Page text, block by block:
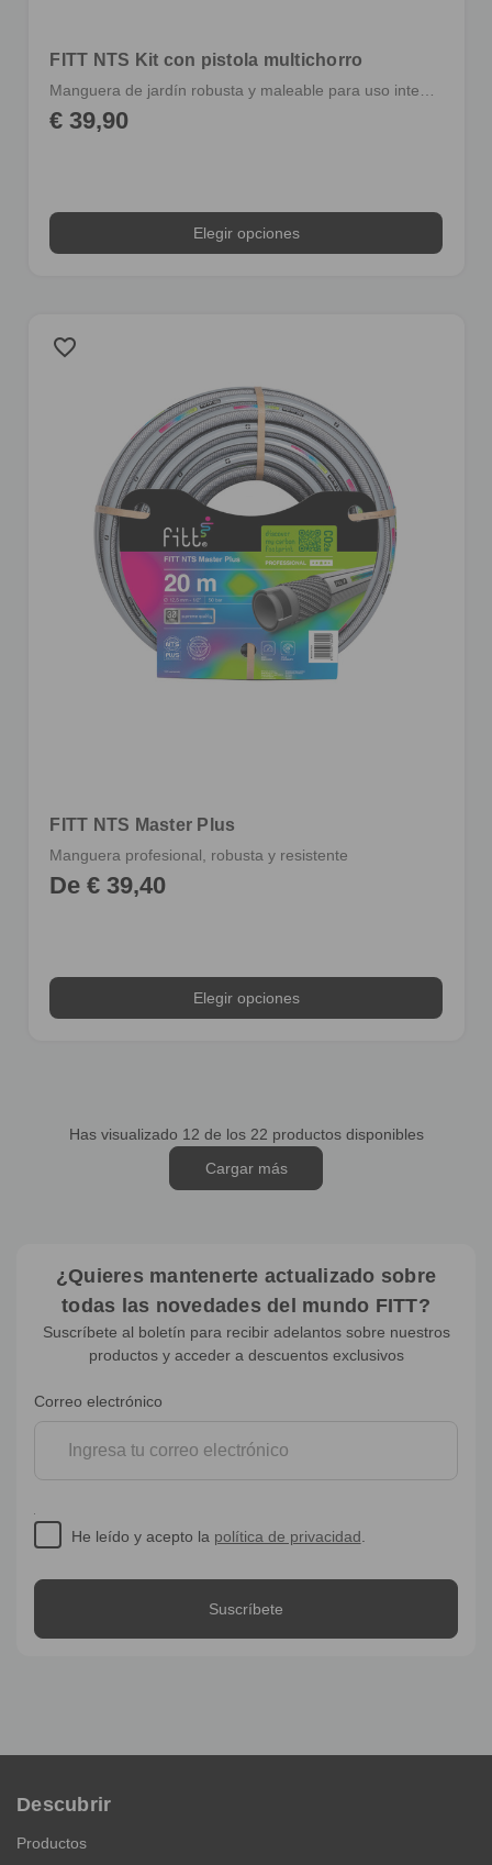
FITT NTS Kit con pistola multichorro
€ 39,90
Elegir opciones
favorite_border
FITT NTS Master Plus
Manguera profesional, robusta y resistente
De € 39,40
Elegir opciones
Has visualizado 12 de los 22 productos disponibles
Cargar más
¿Quieres mantenerte actualizado sobre
todas las novedades del mundo FITT?
Suscríbete al boletín para recibir adelantos sobre nuestros
productos y acceder a descuentos exclusivos
Suscripción
boletín
Correo electrónico
He leído y acepto la política de privacidad.
Descubrir
Productos